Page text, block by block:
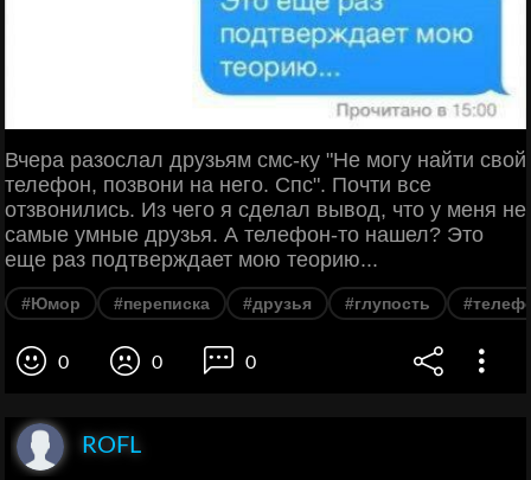
Вчера разослал друзьям смс-ку "Не могу найти свой
телефон, позвони на него. Спс". Почти все
отзвонились. Из чего я сделал вывод, что у меня не
самые умные друзья. А телефон-то нашел? Это
еще раз подтверждает мою теорию...
#Юмор #переписка #друзья #глупость
0 0 0
ROFL